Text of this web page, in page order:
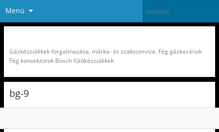
Menü
Gázkészülékek forgalmazása, márka- és szakszervize. Fég gázkazánok
Fég konvektorok Bosch fűtőkészülékek
bg-9